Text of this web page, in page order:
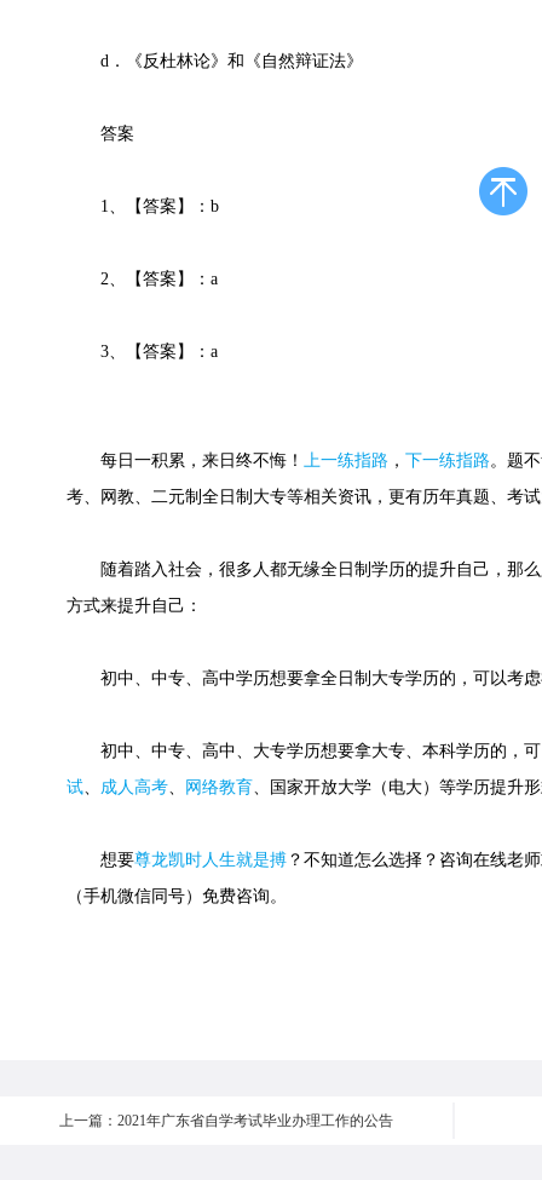
d．《反杜林论》和《自然辩证法》
答案
1、【答案】：b
2、【答案】：a
3、【答案】：a
每日一积累，来日终不悔！ 上一练指路 ， 下一练指路。 题
考、网教、二元制全日制大专等相关资讯，更有历年真题、考
随着踏入社会，很多人都无缘全日制学历的提升自己，那么
方式来提升自己：
初中、中专、高中学历想要拿全日制大专学历的，可以考虑
初中、中专、高中、大专学历想要拿大专、本科学历的，可
试、 成人高考、 网络教育、国家开放大学（电大）等学历提升
想要尊龙凯时人生就是搏 ？不知道怎么选择？咨询在线老
（手机微信同号）免费咨询。
上一篇：2021年广东省自学考试毕业办理工作的公告